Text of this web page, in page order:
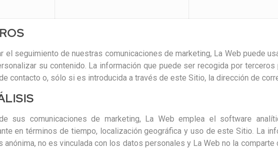
el seguimiento de nuestras comunicaciones de marketing, La Web puede
su contenido. La información que puede ser recogida por
contacto o, sólo si es introducida a través de este Sitio, la dirección de
sus comunicaciones de marketing, La Web emplea el software
en términos de tiempo, localización geográfica y uso de este Sitio. La
no es vinculada con los datos personales y La Web no la